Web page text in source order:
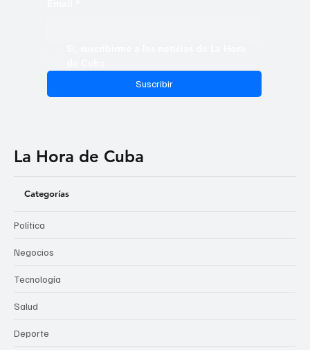
Suscribir
La Hora de Cuba
Categorías
Política
Negocios
Tecnología
Salud
Deporte